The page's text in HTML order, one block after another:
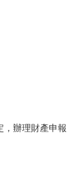
，辦理財產申報